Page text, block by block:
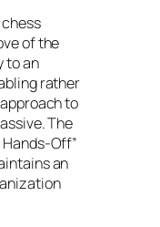
of the
to an
rather
to
The
Off”
an